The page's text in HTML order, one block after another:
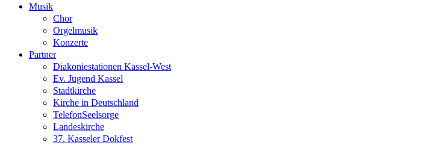
Musik
Chor
Orgelmusik
Konzerte
Partner
Diakoniestationen Kassel-West
Ev. Jugend Kassel
Stadtkirche
Kirche in Deutschland
TelefonSeelsorge
Landeskirche
37. Kasseler Dokfest